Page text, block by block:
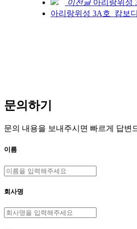
이전글 아리랑위성
아리랑위성 3A호_캄보
문의하기
문의 내용을 보내주시면 빠르게 답변
이름
회사명